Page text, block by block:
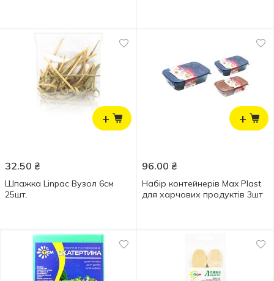
+
32.50 ₴
Шпажка Linpac Вузол 6см
25шт.
+
96.00 ₴
Набір контейнерів Max Plast
для харчових продуктів 3шт